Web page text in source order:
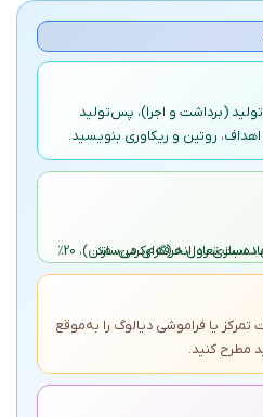
(برداشت و اجرا)، پس‌تولید
برای شبکه‌سازی و ارتباطات؛ این نسبت تعادل حرفه‌ای می‌سازد.
یا فراموشی دیالوگ را به‌موقع
مطرح کنید.